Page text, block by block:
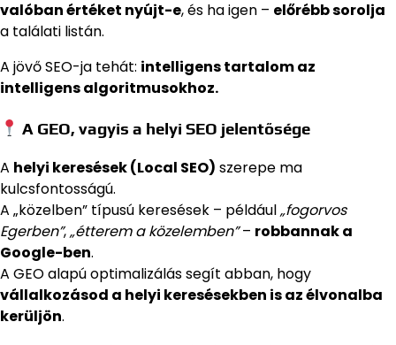
valóban értéket nyújt-e, és ha igen – előrébb sorolja
a találati listán.
A jövő SEO-ja tehát: intelligens tartalom az
intelligens algoritmusokhoz.
A GEO, vagyis a helyi SEO jelentősége
A helyi keresések (Local SEO) szerepe ma
kulcsfontosságú.
A „közelben” típusú keresések – például„fogorvos
Egerben”,„étterem a közelemben”– robbannak a
Google-ben.
A GEO alapú optimalizálás segít abban, hogy
vállalkozásod a helyi keresésekben is az élvonalba
kerüljön.